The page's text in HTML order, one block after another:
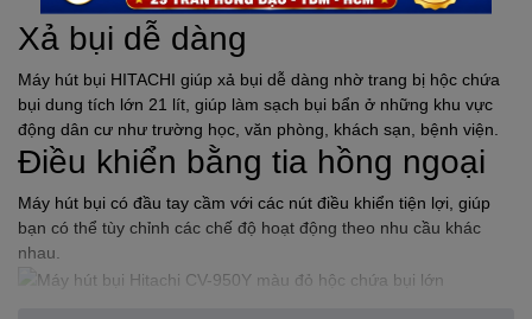
Xả bụi dễ dàng
Máy hút bụi HITACHI giúp xả bụi dễ dàng nhờ trang bị hộc chứa
bụi dung tích lớn 21 lít, giúp làm sạch bụi bẩn ở những khu vực
động dân cư như trường học, văn phòng, khách sạn, bệnh viện.
Điều khiển bằng tia hồng ngoại
Máy hút bụi có đầu tay cầm với các nút điều khiển tiện lợi, giúp
bạn có thể tùy chỉnh các chế độ hoạt động theo nhu cầu khác
nhau.